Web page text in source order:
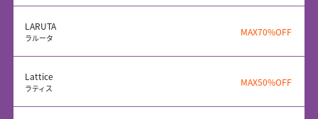
LARUTA
ラルータ
MAX70%OFF
Lattice
ラティス
MAX50%OFF